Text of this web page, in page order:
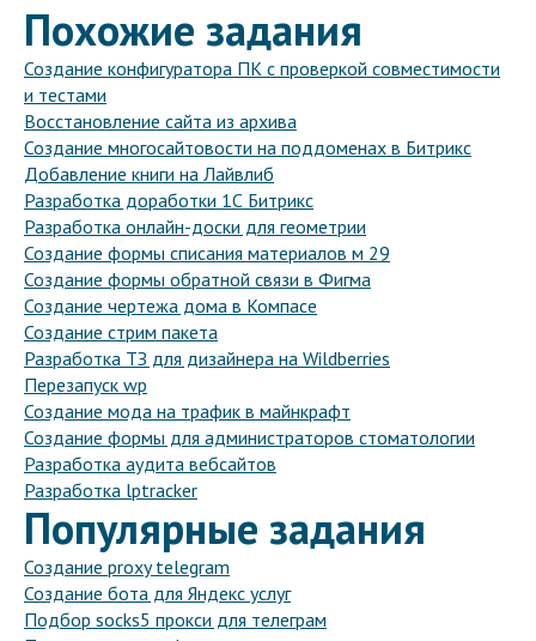
Похожие задания
Создание конфигуратора ПК с проверкой совместимости
и тестами
Восстановление сайта из архива
Создание многосайтовости на поддоменах в Битрикс
Добавление книги на Лайвлиб
Разработка доработки 1С Битрикс
Разработка онлайн-доски для геометрии
Создание формы списания материалов м 29
Создание формы обратной связи в Фигма
Создание чертежа дома в Компасе
Создание стрим пакета
Разработка ТЗ для дизайнера на Wildberries
Перезапуск wp
Создание мода на трафик в майнкрафт
Создание формы для администраторов стоматологии
Разработка аудита вебсайтов
Разработка lptracker
Популярные задания
Создание proxy telegram
Создание бота для Яндекс услуг
Подбор socks5 прокси для телеграм